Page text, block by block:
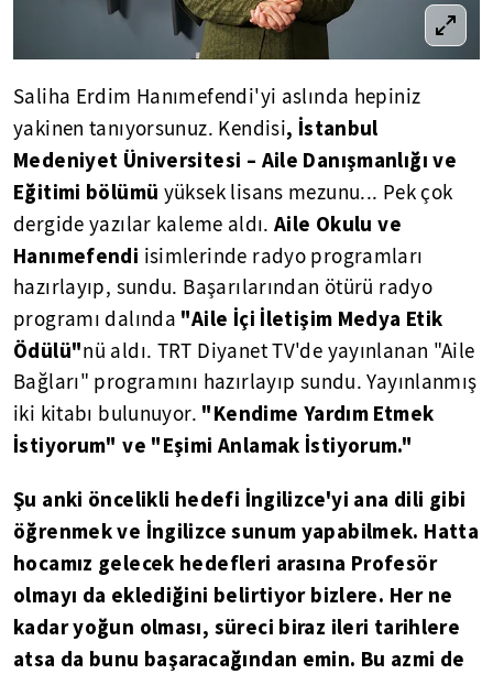
Saliha Erdim Hanımefendi'yi aslında hepiniz
yakinen tanıyorsunuz. Kendisi, İstanbul
Medeniyet Üniversitesi – Aile Danışmanlığı ve
Eğitimi bölümü yüksek lisans mezunu... Pek çok
dergide yazılar kaleme aldı.Aile Okulu ve
Hanımefendi isimlerinde radyo programları
hazırlayıp, sundu. Başarılarından ötürü radyo
programı dalında "Aile İçi İletişim Medya Etik
Ödülü"nü aldı. TRT Diyanet TV'de yayınlanan "Aile
Bağları" programını hazırlayıp sundu. Yayınlanmış
iki kitabı bulunuyor. "Kendime Yardım Etmek
İstiyorum" ve "Eşimi Anlamak İstiyorum."
Şu anki öncelikli hedefi İngilizce'yi ana dili gibi
öğrenmek ve İngilizce sunum yapabilmek. Hatta
hocamız gelecek hedefleri arasına Profesör
olmayı da eklediğini belirtiyor bizlere. Her ne
kadar yoğun olması, süreci biraz ileri tarihlere
atsa da bunu başaracağından emin. Bu azmi de